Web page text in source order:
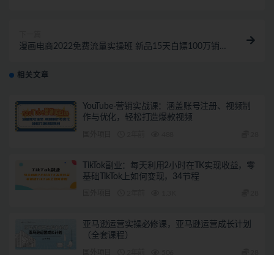
漫画电商2022免费流量实操班 新品15天白嫖100万销
相关文章
YouTube-营销实战课：涵盖账号注册、视频制
作与优化，轻松打造爆款视频
TikTok副业：每天利用2小时在TK实现收益，零
基础TikTok上如何变现，34节程
亚马逊运营实操必修课，亚马逊运营成长计划
（全套课程）